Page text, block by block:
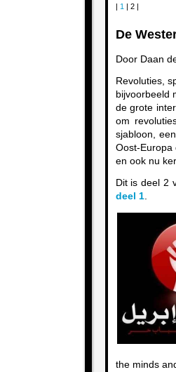
| 1 | 2 |
De
Door Daan
Revoluties,
bijvoorbeeld
de grote
om
sjabloon,
Oost-
en ook nu
Dit is deel 2
deel 1.
the minds